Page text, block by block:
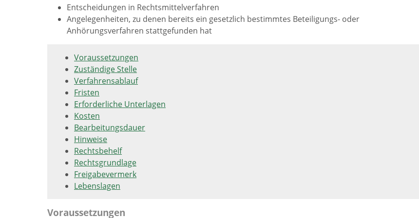
Entscheidungen in Rechtsmittelverfahren
Angelegenheiten, zu denen bereits ein gesetzlich bestimmtes Beteiligungs- oder
Anhörungsverfahren stattgefunden hat
Voraussetzungen
Zuständige Stelle
Verfahrensablauf
Fristen
Erforderliche Unterlagen
Kosten
Bearbeitungsdauer
Hinweise
Rechtsbehelf
Rechtsgrundlage
Freigabevermerk
Lebenslagen
Voraussetzungen